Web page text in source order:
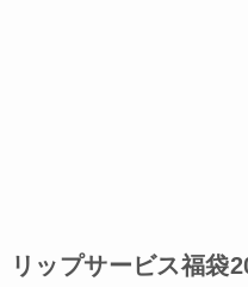
リップサービス福袋